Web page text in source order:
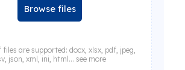
Browse files
are supported: docx, xlsx, pdf, jpeg,
json, xml, ini, html... see more